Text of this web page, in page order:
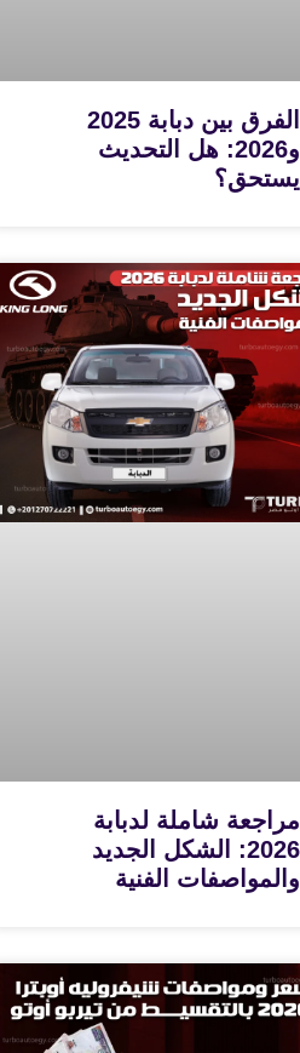
الفرق بين دبابة 2025
و2026: هل التحديث
يستحق؟
مراجعة شاملة لدبابة
2026: الشكل الجديد
والمواصفات الفنية